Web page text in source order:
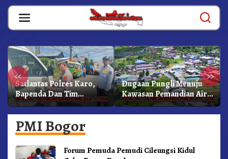
Skip
content
« »
Satlantas Polres Karo,
Bapenda Dan Tim
Lainnya Gelar Oprasi
Sadar Pajak Kenderaan
Dugaan Pungli Menuju
Kawasan Pemandian Air
Panas Semangat Gunung
– Doulu Foto Dan
PMI Bogor
Forum Pemuda Pemudi Cileungsi Kidul